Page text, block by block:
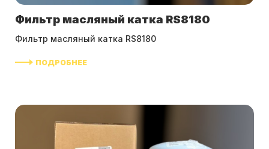
Фильтр масляный катка RS8180
Фильтр масляный катка RS8180
ПОДРОБНЕЕ